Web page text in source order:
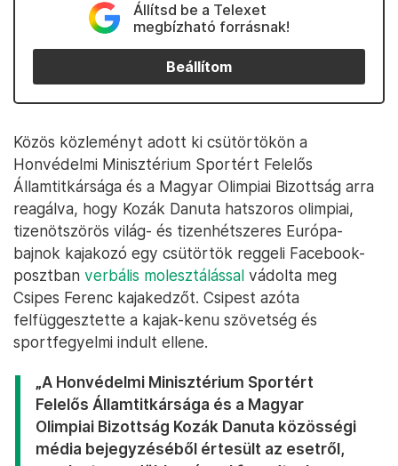
Állítsd be a Telexet
megbízható forrásnak!
Beállítom
Közös közleményt adott ki csütörtökön a
Honvédelmi Minisztérium Sportért Felelős
Államtitkársága és a Magyar Olimpiai Bizottság arra
reagálva, hogy Kozák Danuta hatszoros olimpiai,
tizenötszörös világ- és tizenhétszeres Európa-
bajnok kajakozó egy csütörtök reggeli Facebook-
posztban verbális molesztálással vádolta meg
Csipes Ferenc kajakedzőt. Csipest azóta
felfüggesztette a kajak-kenu szövetség és
sportfegyelmi indult ellene.
„A Honvédelmi Minisztérium Sportért
Felelős Államtitkársága és a Magyar
Olimpiai Bizottság Kozák Danuta közösségi
média bejegyzéséből értesült az esetről,